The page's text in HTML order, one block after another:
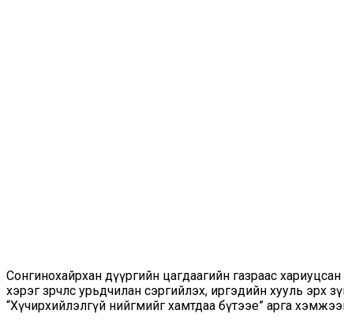
Сонгинохайрхан дүүргийн цагдаагийн газраас
хэрэг зөрчлөөс урьдчилан сэргийлэх, иргэдийн хууль
“Хүчирхийлэлгүй нийгмийг хамтдаа бүтээе” арга